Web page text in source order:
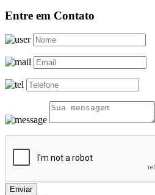
Entre em Contato
Enviar